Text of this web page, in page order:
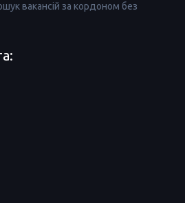
вакансій за кордоном без